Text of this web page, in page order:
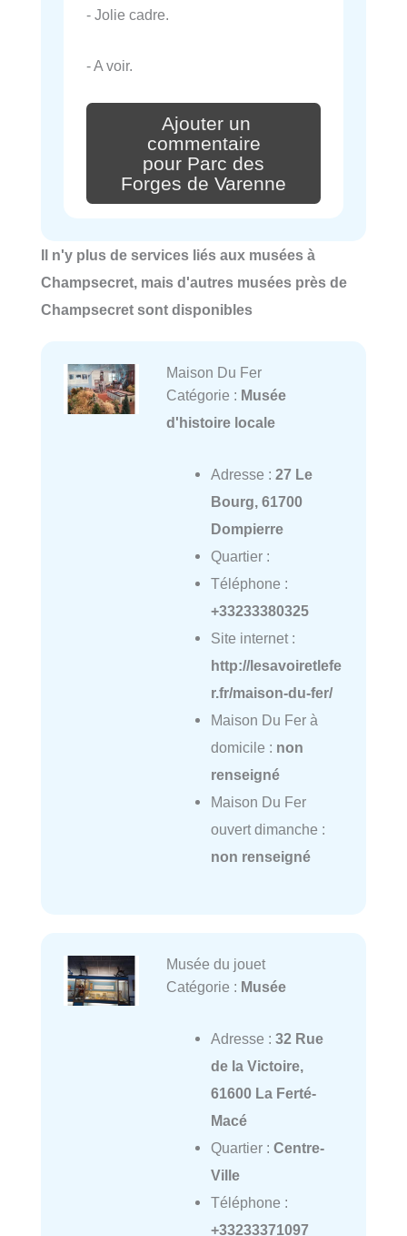
- Jolie cadre.
- A voir.
Ajouter un
commentaire
pour Parc des
Forges de Varenne
Il n'y plus de services liés aux musées à
Champsecret, mais d'autres musées près de
Champsecret sont disponibles
Maison Du Fer
Catégorie : Musée
d'histoire locale
Adresse : 27 Le
Bourg, 61700
Dompierre
Quartier :
Téléphone :
+33233380325
Site internet :
http://lesavoiretlefe
r.fr/maison-du-fer/
Maison Du Fer à
domicile : non
renseigné
Maison Du Fer
ouvert dimanche :
non renseigné
Musée du jouet
Catégorie : Musée
Adresse : 32 Rue
de la Victoire,
61600 La Ferté-
Macé
Quartier : Centre-
Ville
Téléphone :
+33233371097